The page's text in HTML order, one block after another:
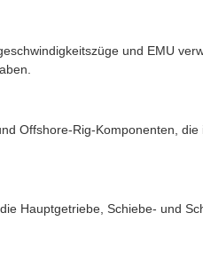
und EMU
Offshore-Rig-Komponenten,
Hauptgetriebe, Schiebe- und